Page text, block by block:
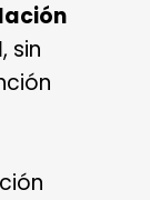
, sin